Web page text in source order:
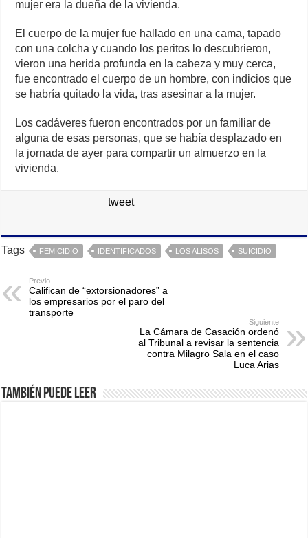
mujer era la dueña de la vivienda.
El cuerpo de la mujer fue hallado en una cama, tapado
con una colcha y cuando los peritos lo descubrieron,
vieron una herida profunda en la cabeza y muy cerca,
fue encontrado el cuerpo de un hombre, con indicios que
se habría quitado la vida, tras asesinar a la mujer.
Los cadáveres fueron encontrados por un familiar de
alguna de esas personas, que se había desplazado en
la jornada de ayer para compartir un almuerzo en la
vivienda.
tweet
Tags FEMICIDIO IDENTIFICADOS LOS ALISOS SUICIDIO
Previo
Califican de “extorsionadores” a
los empresarios por el paro del
transporte
Siguiente
La Cámara de Casación ordenó
al Tribunal a revisar la sentencia
contra Milagro Sala en el caso
Luca Arias
También puede leer